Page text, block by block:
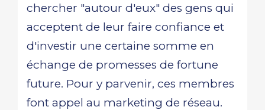
chercher "autour d'eux" des gens qui
acceptent de leur faire confiance et
d'investir une certaine somme en
échange de promesses de fortune
future. Pour y parvenir, ces membres
font appel au marketing de réseau.